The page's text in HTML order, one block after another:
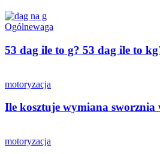
Ogólnewaga
53 dag ile to g? 53 dag ile to
motoryzacja
Ile kosztuje wymiana sworznia
motoryzacja